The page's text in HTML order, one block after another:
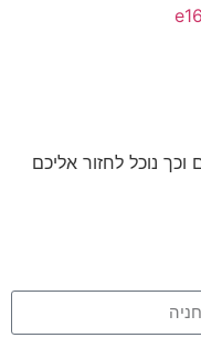
נוכל לחזור אליכם